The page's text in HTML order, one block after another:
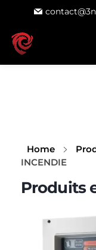
Home
INCENDIE